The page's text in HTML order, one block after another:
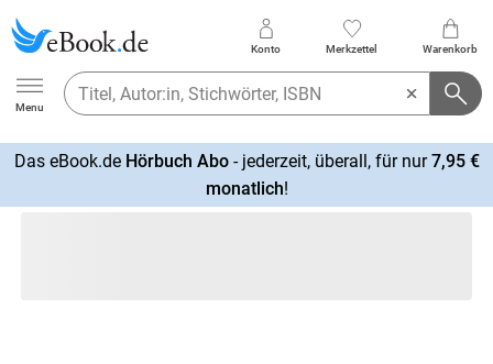
Ebook.de
Menu
Konto Merkzettel Warenkorb
Das eBook.de Hörbuch Abo- jederzeit, überall, für nur7,95 €
monatlich!